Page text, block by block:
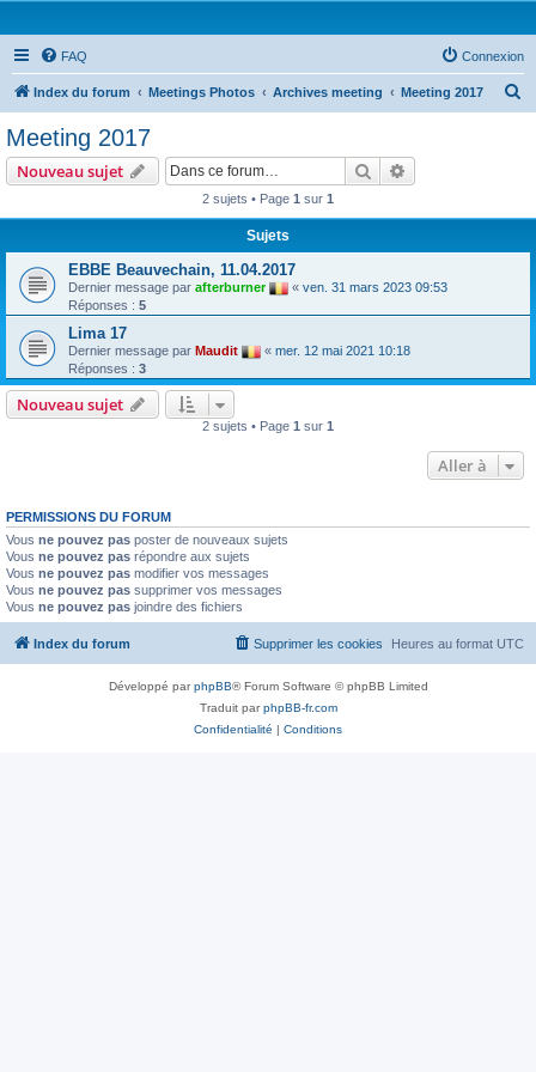
FAQ Connexion
Index du forum Meetings Photos Archives meeting Meeting 2017
e
Meeting 2017
Nouveau sujet Rechercher
2 sujets • Page 1 sur 1
Sujets
EBBE Beauvechain, 11.04.2017
Dernier message par afterburner « ven. 31 mars 2023 09:53
Réponses : 5
Lima 17
Dernier message par Maudit « mer. 12 mai 2021 10:18
Réponses : 3
Nouveau sujet
2 sujets • Page 1 sur 1
Aller à
PERMISSIONS DU FORUM
Vous ne pouvez pas poster de nouveaux sujets
Vous ne pouvez pas répondre aux sujets
Vous ne pouvez pas modifier vos messages
Vous ne pouvez pas supprimer vos messages
Vous ne pouvez pas joindre des fichiers
Index du forum Heures au format UTC
Supprimer les cookies
Développé parphpBB® Forum Software © phpBB Limited
Traduit parphpBB-fr.com
Confidentialité | Conditions